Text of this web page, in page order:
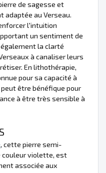
de sagesse et
adaptée au Verseau.
l'intuition
un sentiment de
la clarté
à canaliser leurs
En lithothérapie,
pour sa capacité à
être bénéfique pour
à être très sensible à
, cette pierre semi-
couleur violette, est
associée aux